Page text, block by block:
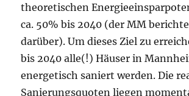
theoretischen
ca. 50% bis 2040 (der MM
darüber). Um dieses Ziel zu
bis 2040 alle(!) Häuser in
energetisch saniert werden. Die
Sanierungsquoten liegen